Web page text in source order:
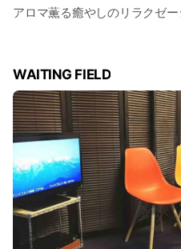
アロマ薫る癒やしのリラクゼ
WAITING FIELD